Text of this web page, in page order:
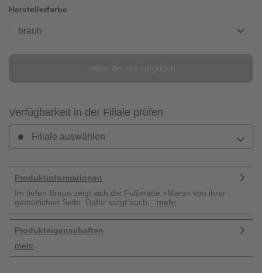
Herstellerfarbe
braun
Verfügbarkeit in der Filiale prüfen
Filiale auswählen
Produktinformationen
Im tiefen Braun zeigt sich die Fußmatte »Mars« von ihrer
gemütlichen Seite. Dafür sorgt auch...
mehr
Produkteigenschaften
mehr